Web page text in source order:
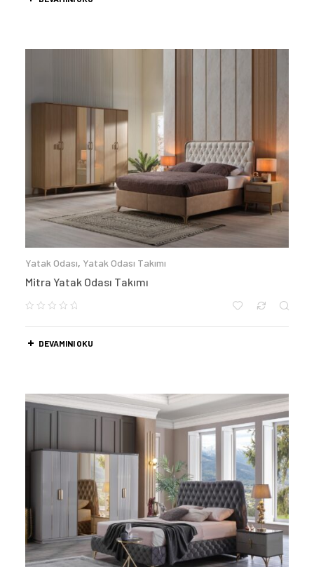
Yatak Odası, Yatak Odası Takımı
Mitra Yatak Odası Takımı
DEVAMINI OKU